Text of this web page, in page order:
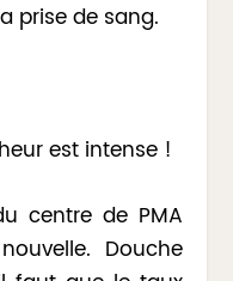
prise de sang.
est intense !
centre de PMA
Douche